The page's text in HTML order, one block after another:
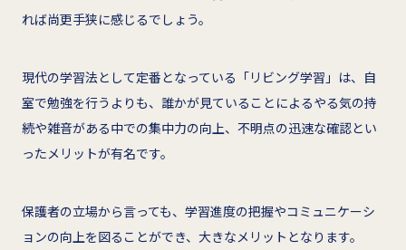
れば尚更手狭に感じるでしょう。
現代の学習法として定番となっている「リビング学習」は、自
室で勉強を行うよりも、誰かが見ていることによるやる気の持
続や雑音がある中での集中力の向上、不明点の迅速な確認とい
ったメリットが有名です。
保護者の立場から言っても、学習進度の把握やコミュニケーシ
ョンの向上を図ることができ、大きなメリットとなります。